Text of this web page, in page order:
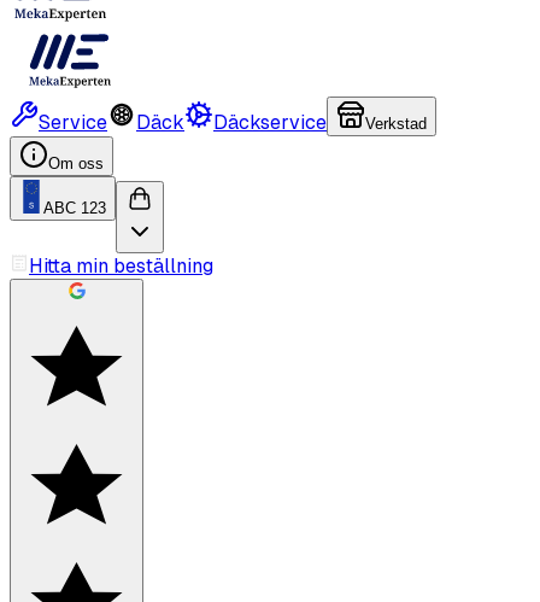
Service Däck Däckservice Verkstad
Om oss
ABC 123
Hitta min beställning